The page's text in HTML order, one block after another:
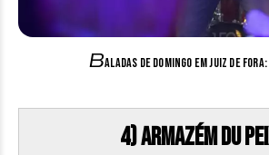
Baladas de Domingo em Juiz de
4) Armazém du